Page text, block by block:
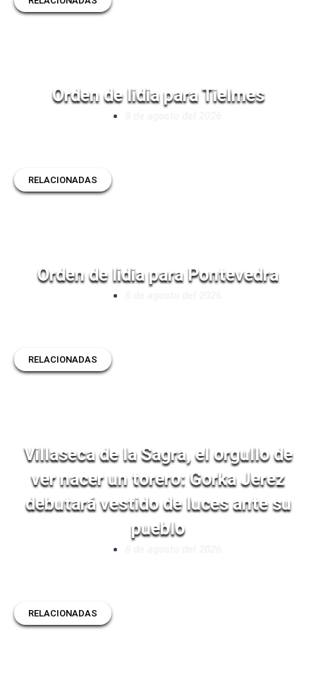
Orden de lidia para Tielmes
RELACIONADAS
Orden de lidia para Pontevedra
RELACIONADAS
Villaseca de la Sagra, el orgullo de
ver nacer un torero: Gorka Jerez
debutará vestido de luces ante su
pueblo
RELACIONADAS